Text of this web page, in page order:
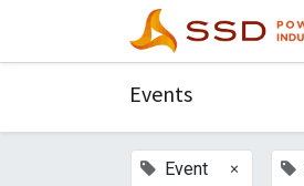
Events
Event
×